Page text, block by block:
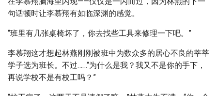
句话顿时让李慕翔有如临深渊的感觉。
“班里有几张桌椅坏了，你去找些工具来修理一下吧。”
李慕翔这才想起林燕刚刚被班中为数众多的居心不良的莘莘
学子选为班长。不过……“为什么是我？我又不是你的手下，
再说学校不是有校工吗？”